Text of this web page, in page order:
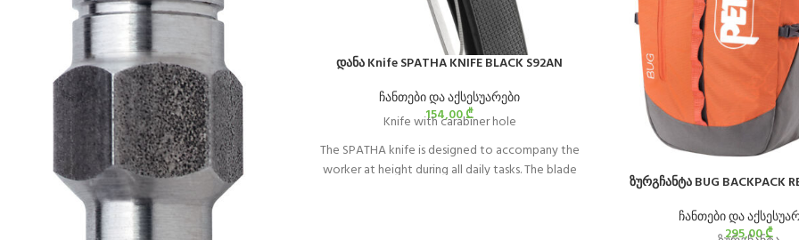
დანა Knife SPATHA KNIFE BLACK S92AN
ჩანთები და აქსესუარები
154,00₾
Knife with carabiner hole
The SPATHA knife is designed to accompany the
worker at height during all daily tasks. The blade
ზურგჩანტა BUG BACKPACK
ჩანთები და
295,00₾